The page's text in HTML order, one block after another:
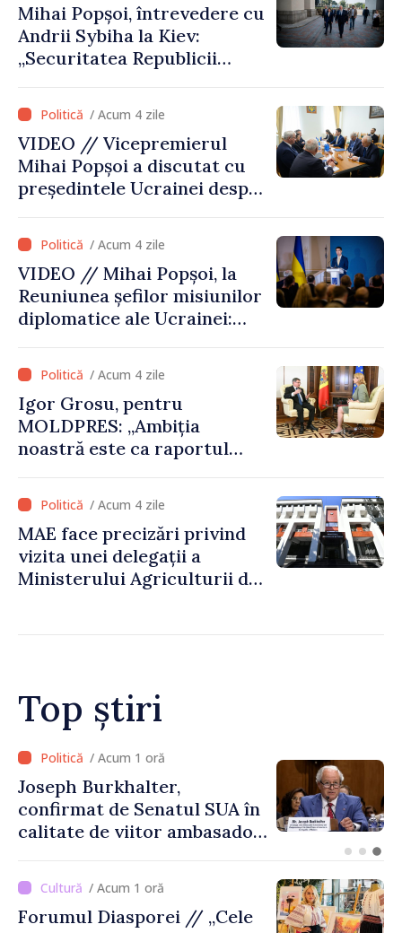
Mihai Popșoi, întrevedere cu
Andrii Sybiha la Kiev:
„Securitatea Republicii
de securitatea Ucrainei”
/ Acum 4 zile
VIDEO // Vicepremierul
Mihai Popșoi a discutat cu
președintele Ucrainei despre
hidrologice din bazinul
râului Nistru și proiecte
comune în infrastructură și
energie
/ Acum 4 zile
VIDEO // Mihai Popșoi, la
Reuniunea șefilor misiunilor
diplomatice ale Ucrainei:
alegerea. Ne-am alăturat
Ucrainei”/ Acum 4 zile
Igor Grosu, pentru
MOLDPRES: „Ambiția
noastră este ca raportul
an să fie și mai bun”
/ Acum 4 zile
MAE face precizări privind
vizita unei delegații a
Ministerului Agriculturii din
Top știri
/ Acum 1 oră
Joseph Burkhalter,
confirmat de Senatul SUA în
calitate de viitor ambasador
/ Acum 1 oră
Forumul Diasporei // „Cele